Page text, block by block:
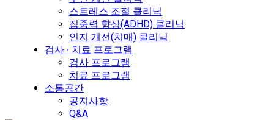
스트레스 조절 클리닉
집중력 향상(ADHD) 클리닉
인지 개선(치매) 클리닉
검사 ∙ 치료 프로그램
검사 프로그램
치료 프로그램
소통공간
공지사항
Q&A